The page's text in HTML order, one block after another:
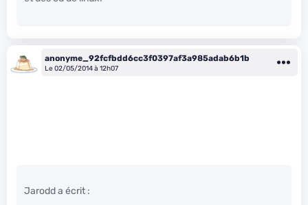
anonyme_92fcfbdd6cc3f0397af3a985adab6b1b
Le 02/05/2014 à 12h07
Jarodd a écrit :